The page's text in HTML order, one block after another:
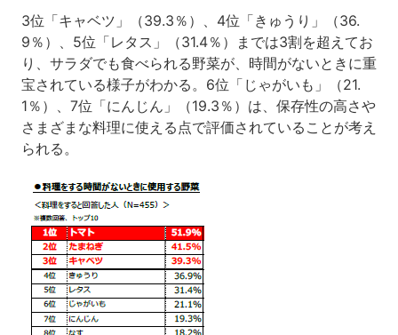
3位「キャベツ」（39.3％）、4位「きゅうり」（36.
9％）、5位「レタス」（31.4％）までは3割を超えてお
り、サラダでも食べられる野菜が、時間がないときに重
宝されている様子がわかる。6位「じゃがいも」（21.
1％）、7位「にんじん」（19.3％）は、保存性の高さや
さまざまな料理に使える点で評価されていることが考え
られる。